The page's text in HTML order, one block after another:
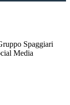
Spaggiari
Media